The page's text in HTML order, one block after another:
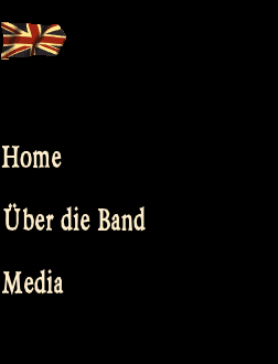
to
Home
Über die Band
Media